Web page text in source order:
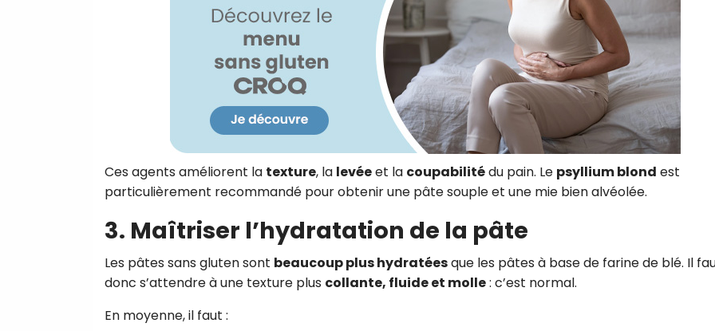
Ces agents améliorent la texture, la levéeet la coupabilitédu pain. Le psyllium blond est
particulièrement recommandé pour obtenir une pâte souple et une mie bien alvéolée.
3. Maîtriser l’hydratation de la pâte
Les pâtes sans gluten sont beaucoup plus hydratéesque les pâtes à base de farine de blé. Il
donc s’attendre à une texture plus collante, fluide et molle: c’est normal.
En moyenne, il faut :